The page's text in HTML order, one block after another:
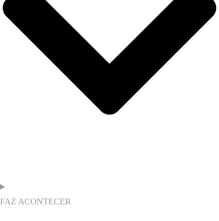
FAZ ACONTECER